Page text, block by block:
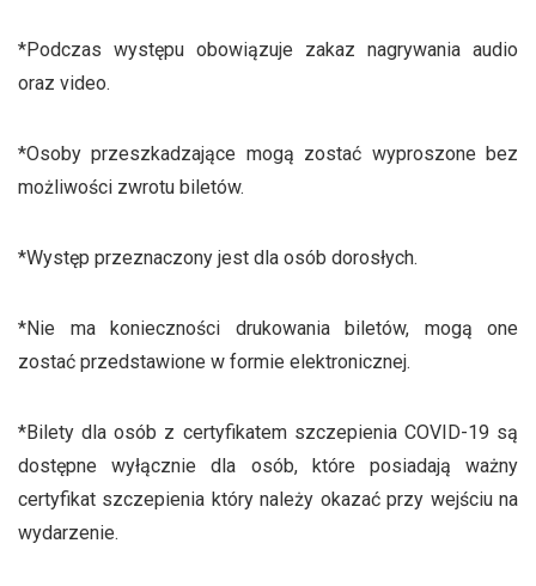
*Podczas występu obowiązuje zakaz nagrywania audio
oraz video.
*Osoby przeszkadzające mogą zostać wyproszone bez
możliwości zwrotu biletów.
*Występ przeznaczony jest dla osób dorosłych.
*Nie ma konieczności drukowania biletów, mogą one
zostać przedstawione w formie elektronicznej.
*Bilety dla osób z certyfikatem szczepienia COVID-19 są
dostępne wyłącznie dla osób, które posiadają ważny
certyfikat szczepienia który należy okazać przy wejściu na
wydarzenie.